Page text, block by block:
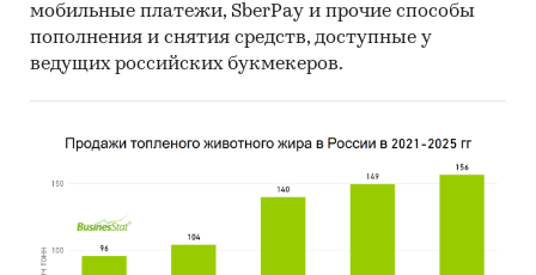
дезодорирования воздуха в помещениях;
• Благовония, распространяющие запах при
Средние цены производителей:
• Средства для ароматизации и
мобильные платежи, SberPay и прочие способы
пополнения и снятия средств, доступные у
ведущих российских букмекеров.